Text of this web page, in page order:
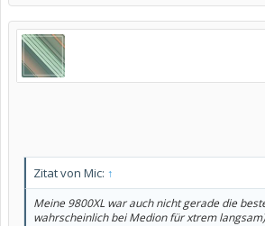
Zitat von Mic: ↑
Meine 9800XL war auch nicht gerade die
wahrscheinlich bei Medion für xtrem langsam)